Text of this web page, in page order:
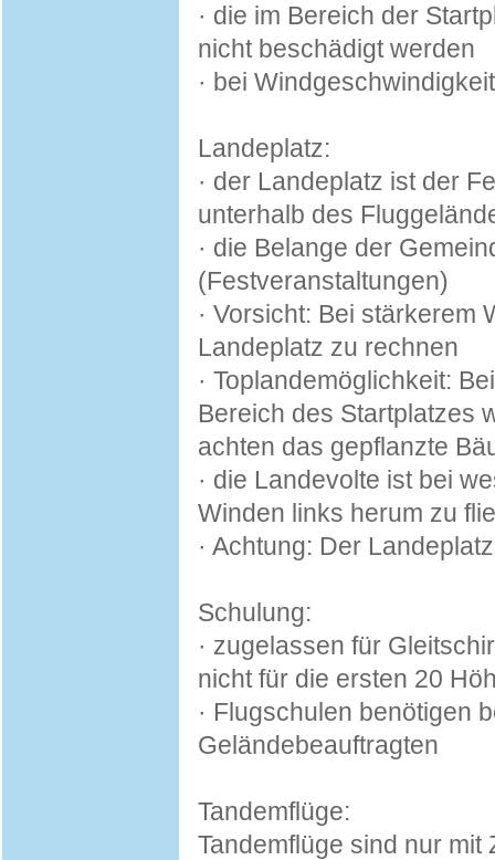
· die im Bereich der
nicht beschädigt werden
· bei
Landeplatz:
· der Landeplatz ist der
unterhalb des
· die Belange der
(Festveranstaltungen)
· Vorsicht: Bei stärkerem
Landeplatz zu rechnen
· Toplandemöglichkeit:
Bereich des Startplatzes
achten das gepflanzte
· die Landevolte ist bei
Winden links herum zu
· Achtung: Der
Schulung:
· zugelassen für
nicht für die ersten 20
· Flugschulen benötigen
Geländebeauftragten
Tandemflüge:
Tandemflüge sind nur